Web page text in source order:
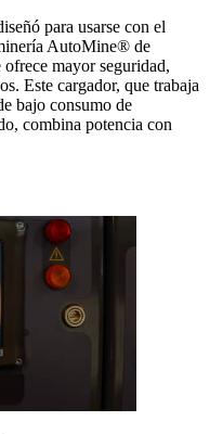
para usarse con el
AutoMine® de
mayor seguridad,
Este cargador, que trabaja
bajo consumo de
combina potencia con